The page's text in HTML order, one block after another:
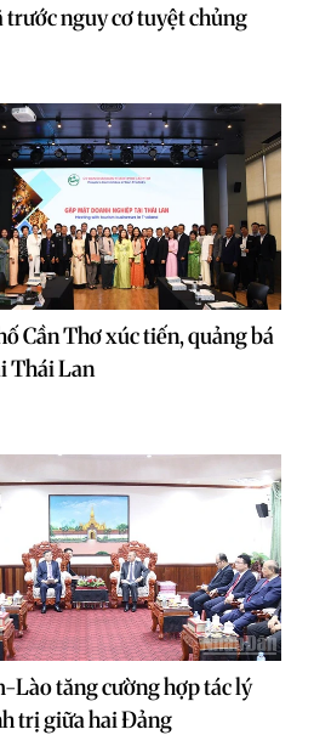
trước nguy cơ tuyệt chủng
Cần Thơ xúc tiến, quảng bá
Thái Lan
Lào tăng cường hợp tác lý
trị giữa hai Đảng